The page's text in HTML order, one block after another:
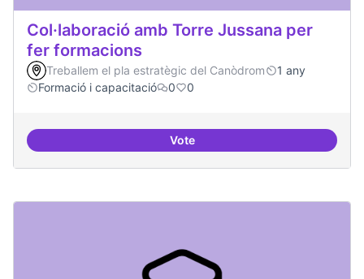
Col·laboració amb Torre Jussana per
fer formacions
Treballem el pla estratègic del Canòdrom
1 any
Formació i capacitació
0 0
VoteCol·laboració amb Torre